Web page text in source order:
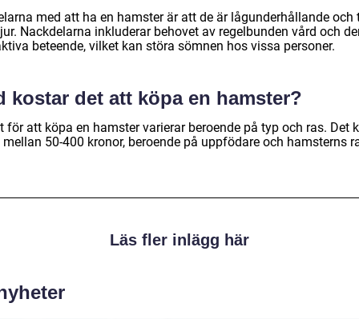
med att ha en hamster är att de är lågunderhållande och
Nackdelarna inkluderar behovet av regelbunden vård och
beteende, vilket kan störa sömnen hos vissa personer.
kostar det att köpa en hamster?
för att köpa en hamster varierar beroende på typ och ras. Det
50-400 kronor, beroende på uppfödare och hamsterns
Läs fler inlägg här